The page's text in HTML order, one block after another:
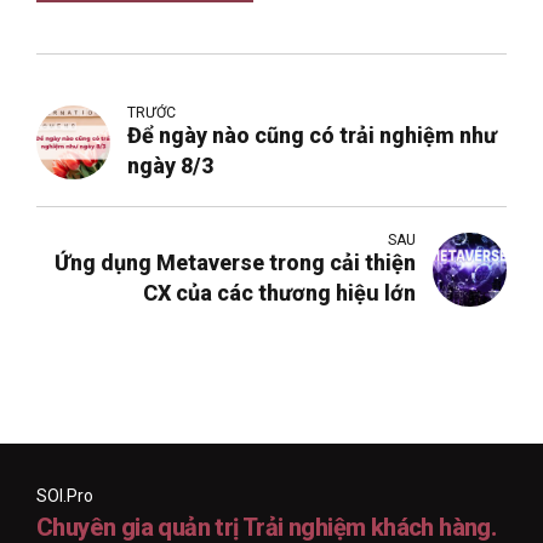
TRƯỚC
Để ngày nào cũng có trải nghiệm như
ngày 8/3
SAU
Ứng dụng Metaverse trong cải thiện
CX của các thương hiệu lớn
SOI.Pro
Chuyên gia quản trị Trải nghiệm khách hàng.